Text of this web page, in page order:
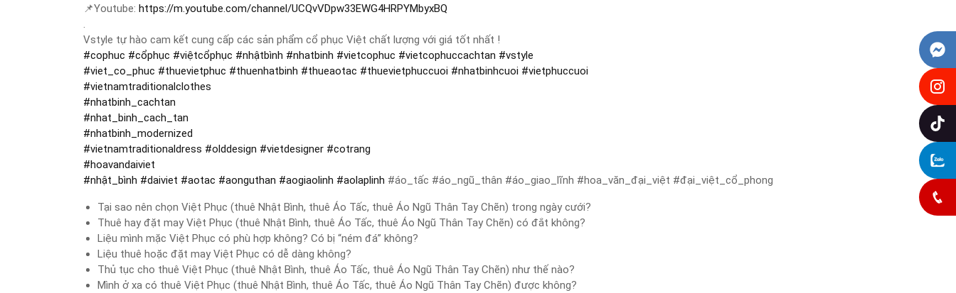
📌Youtube: https://m.youtube.com/channel/UCQvVDpw33EWG4HRPYMbyxBQ
.
Vstyle tự hào cam kết cung cấp các sản phẩm cổ phục Việt chất lượng với giá tốt nhất !
#cophuc #cổphục #việtcổphục #nhậtbình #nhatbinh #vietcophuc #vietcophuccachtan #vstyle
#viet_co_phuc #thuevietphuc #thuenhatbinh #thueaotac #thuevietphuccuoi #nhatbinhcuoi #vietphuccuoi
#vietnamtraditionalclothes
#nhatbinh_cachtan
#nhat_binh_cach_tan
#nhatbinh_modernized
#vietnamtraditionaldress #olddesign #vietdesigner #cotrang
#hoavandaiviet
#nhật_bình #daiviet #aotac #aonguthan #aogiaolinh #aolaplinh #áo_tấc #áo_ngũ_thân #áo_giao_lĩnh #hoa_văn_đại_việt #đại_việt_cổ_phong
Tại sao nên chọn Việt Phục (thuê Nhật Bình, thuê Áo Tấc, thuê Áo Ngũ Thân Tay Chẽn) trong ngày cưới?
Thuê hay đặt may Việt Phục (thuê Nhật Bình, thuê Áo Tấc, thuê Áo Ngũ Thân Tay Chẽn) có đắt không?
Liệu mình mặc Việt Phục có phù hợp không? Có bị “ném đá” không?
Liệu thuê hoặc đặt may Việt Phục có dễ dàng không?
Thủ tục cho thuê Việt Phục (thuê Nhật Bình, thuê Áo Tấc, thuê Áo Ngũ Thân Tay Chẽn) như thế nào?
Mình ở xa có thuê Việt Phục (thuê Nhật Bình, thuê Áo Tấc, thuê Áo Ngũ Thân Tay Chẽn) được không?
Facebook Messenger
Instagram
Tiktok
Zalo Chat
May đồ: 0985831314